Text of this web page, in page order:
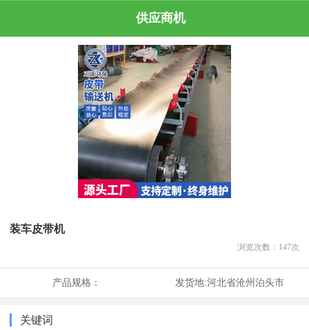
供应商机
装车皮带机
浏览次数： 147次
产品规格： 发货地:河北省沧州泊头市
关键词